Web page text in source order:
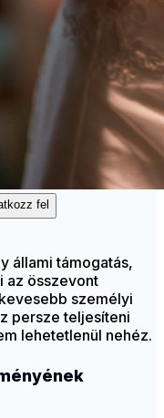
fel
állami támogatás,
az összevont
személyi
persze teljesíteni
lehetetlenül nehéz.